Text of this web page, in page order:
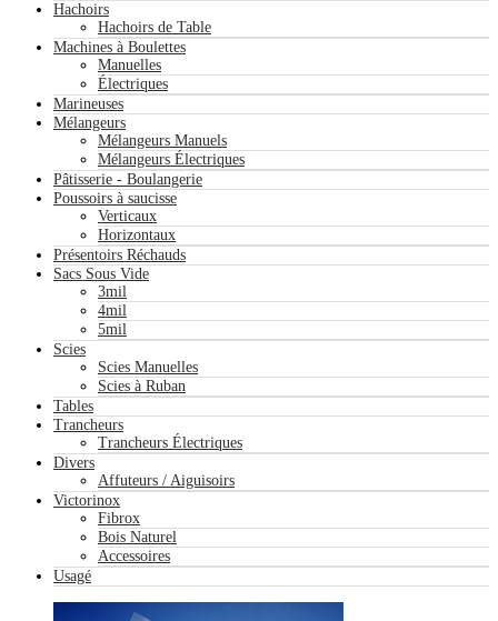
Hachoirs
Hachoirs de Table
Machines à Boulettes
Manuelles
Électriques
Marineuses
Mélangeurs
Mélangeurs Manuels
Mélangeurs Électriques
Pâtisserie - Boulangerie
Poussoirs à saucisse
Verticaux
Horizontaux
Présentoirs Réchauds
Sacs Sous Vide
3mil
4mil
5mil
Scies
Scies Manuelles
Scies à Ruban
Tables
Trancheurs
Trancheurs Électriques
Divers
Affuteurs / Aiguisoirs
Victorinox
Fibrox
Bois Naturel
Accessoires
Usagé